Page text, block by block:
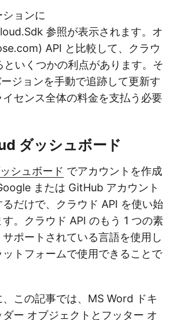
ョンに
参照が表示されます。オ
API と比較して、クラウ
といくつかの利点があります。そ
ジョンを手動で追跡して更新す
センス全体の料金を支払う必要
ダッシュボード
シュボード でアカウントを作成
または GitHub アカウント
だけで、クラウド API を使い始
。クラウド API のもう 1 つの素
ポートされている言語を使用し
トフォームで使用できることで
、この記事では、MS Word ドキ
ダー オブジェクトとフッター オ